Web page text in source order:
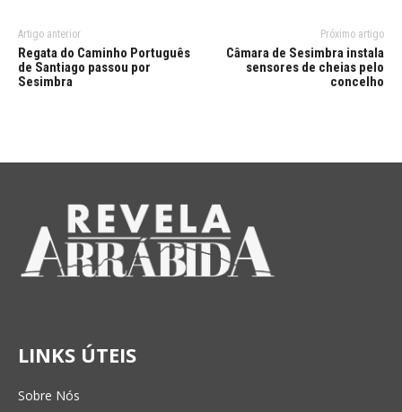
Artigo anterior
Regata do Caminho Português
de Santiago passou por
Sesimbra
Próximo artigo
Câmara de Sesimbra instala
sensores de cheias pelo
concelho
LINKS ÚTEIS
Sobre Nós